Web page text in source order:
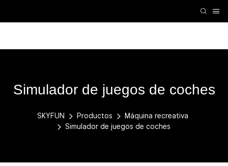
Simulador de juegos de coches
SKYFUN Productos
Máquina recreativa
Simulador de juegos de coches